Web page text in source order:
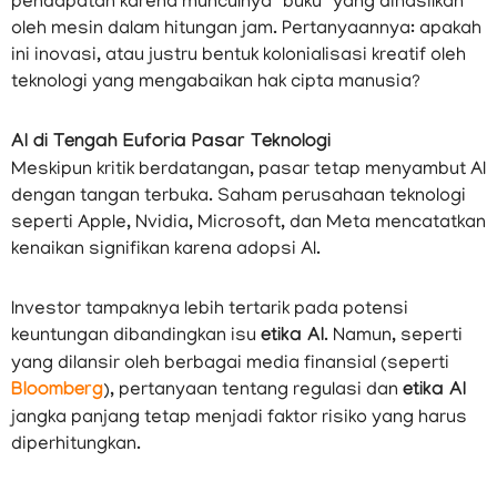
oleh mesin dalam hitungan jam. Pertanyaannya: apakah
ini inovasi, atau justru bentuk kolonialisasi kreatif oleh
teknologi yang mengabaikan hak cipta manusia?
AI di Tengah Euforia Pasar Teknologi
Meskipun kritik berdatangan, pasar tetap menyambut AI
dengan tangan terbuka. Saham perusahaan teknologi
seperti Apple, Nvidia, Microsoft, dan Meta mencatatkan
kenaikan signifikan karena adopsi AI.
Investor tampaknya lebih tertarik pada potensi
keuntungan dibandingkan isu etika AI. Namun, seperti
yang dilansir oleh berbagai media finansial (seperti
Bloomberg), pertanyaan tentang regulasi dan etika AI
jangka panjang tetap menjadi faktor risiko yang harus
diperhitungkan.